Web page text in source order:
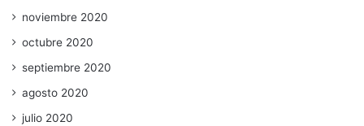
noviembre 2020
octubre 2020
septiembre 2020
agosto 2020
julio 2020